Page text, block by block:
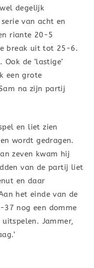
degelijk
van acht en
riante 20-5
break uit tot 25-6.
de ‘lastige’
een grote
na zijn partij
en liet zien
wordt gedragen.
zeven kwam hij
van de partij liet
en daar
het einde van de
nog een domme
Jammer,